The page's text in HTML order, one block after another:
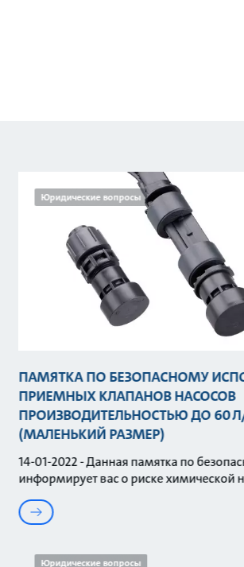
Юридические вопросы
ПАМЯТКА ПО БЕЗОПАСНОМУ
ПРИЕМНЫХ КЛАПАНОВ НАСОСОВ
ПРОИЗВОДИТЕЛЬНОСТЬЮ ДО 60
(МАЛЕНЬКИЙ РАЗМЕР)
14-01-2022 - Данная памятка по
информирует вас о риске химической н
Юридические вопросы